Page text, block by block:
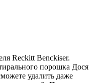
Reckitt Benckiser.
порошка Дося
удалить даже